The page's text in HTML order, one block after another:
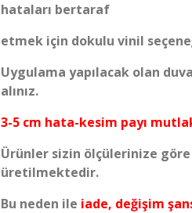
hataları bertaraf
etmek için dokulu vinil
Uygulama yapılacak olan
alınız.
3-5 cm hata-kesim payı
Ürünler sizin ölçülerinize
üretilmektedir.
Bu neden ile iade, değişim